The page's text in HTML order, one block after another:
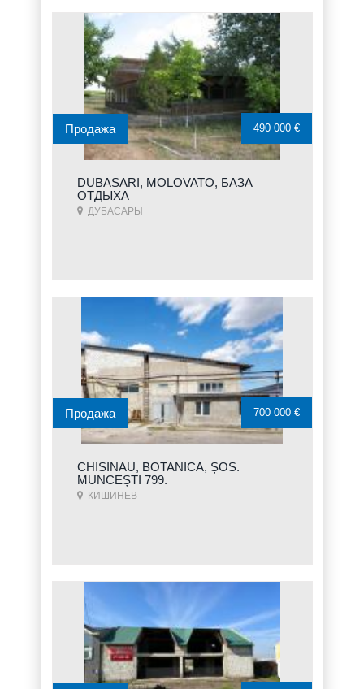
DUBASARI, MOLOVATO, БАЗА
ОТДЫХА
ДУБАСАРЫ
Продажа 490 000 €
CHISINAU, BOTANICA, ȘOS.
MUNCEȘTI 799.
КИШИНЕВ
Продажа 700 000 €